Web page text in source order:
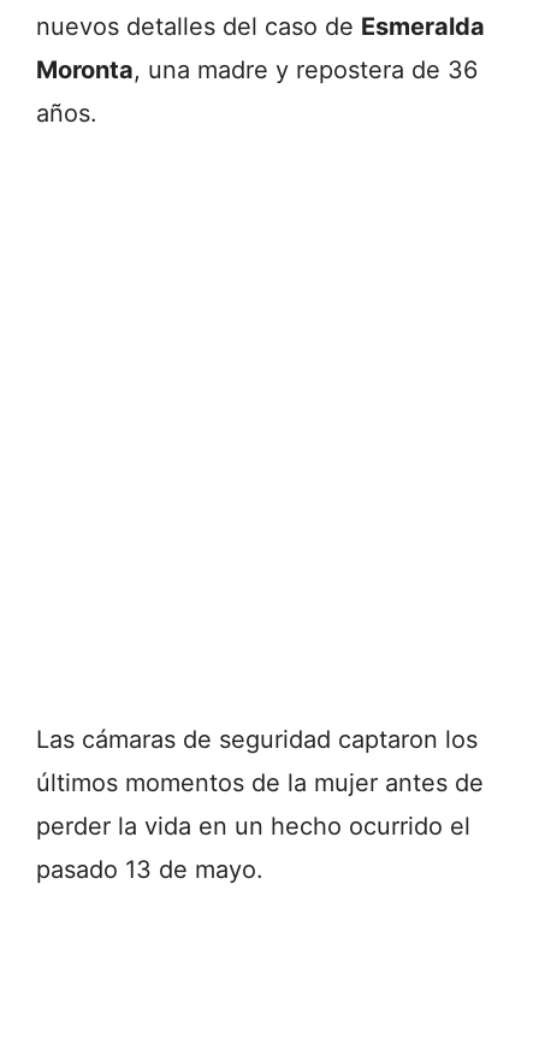
nuevos detalles del caso de Esmeralda
Moronta, una madre y repostera de 36
años.
Las cámaras de seguridad captaron los
últimos momentos de la mujer antes de
perder la vida en un hecho ocurrido el
pasado 13 de mayo.